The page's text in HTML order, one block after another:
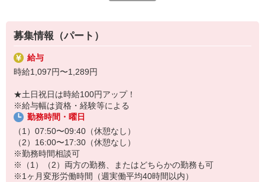
・パートは特別手当の支給あり
★＼サービス・職種の魅力／
ツクイではワゴン車での送迎の時、添乗スタッフが同乗し2名体制で
お客様の送迎を行います。ドライブレコーダー・カーナビ完備して
おり、バック誘導ルールがあるため安心です。業務を覚えるまでは
が身に付きます。
募集情報（パート）
給与
時給1,097円〜1,289円
★土日祝日は時給100円アップ！
※給与幅は資格・経験等による
勤務時間・曜日
（1）07:50〜09:40（休憩なし）
（2）16:00〜17:30（休憩なし）
※勤務時間相談可
※（1）（2）両方の勤務、またはどちらかの勤務も可
※1ヶ月変形労働時間（週実働平均40時間以内）